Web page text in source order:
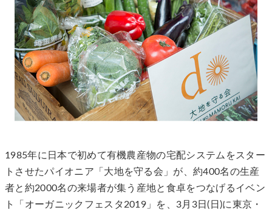
1985年に日本で初めて有機農産物の宅配システムをスター
トさせたパイオニア「大地を守る会」が、約400名の生産
者と約2000名の来場者が集う産地と食卓をつなげるイベン
ト「オーガニックフェスタ2019」を、3月3日(日)に東京・